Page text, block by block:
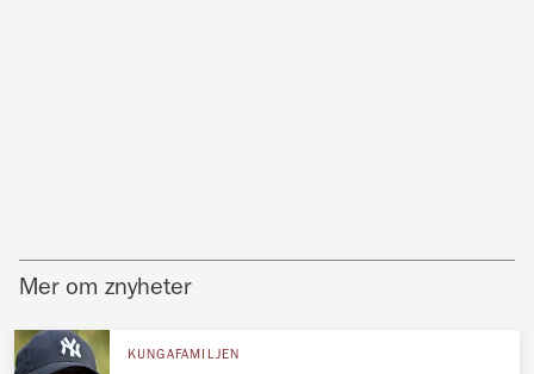
Mer om znyheter
KUNGAFAMILJEN